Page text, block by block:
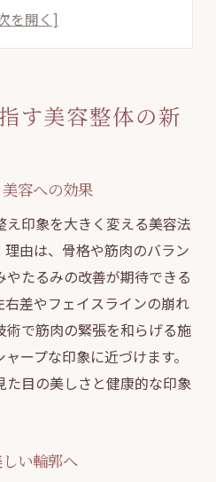
顔整体のアプローチ法
しないポイントと注意点
つ整体の魅力とは
すい体質づくりを目指す
の相乗効果について解説
康的なボディライン改善
ット法と選び方のコツ
ション維持する秘訣とは
整体活用術を解説
容効果とメリット
活用法と注意点紹介
る容姿を目指す方法
す美容整体の新
容への効果
印象を大きく変える美容法
由は、骨格や筋肉のバラン
たるみの改善が期待できる
差やフェイスラインの崩れ
で筋肉の緊張を和らげる施
ープな印象に近づけます。
た目の美しさと健康的な印象
い輪郭へ